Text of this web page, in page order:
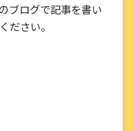
ブログで記事を書い
ださい。